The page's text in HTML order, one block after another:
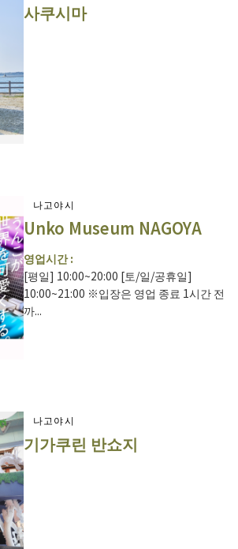
사쿠시마
나고야시
Unko Museum NAGOYA
영업시간 :
[평일] 10:00~20:00 [토/일/공휴일]
10:00~21:00 ※입장은 영업 종료 1시간 전
까...
나고야시
기가쿠린 반쇼지